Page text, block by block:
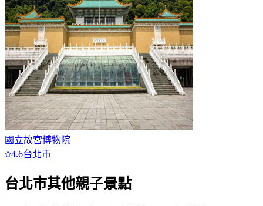
國立故宮博物院
4.6台北市
台北市其他親子景點